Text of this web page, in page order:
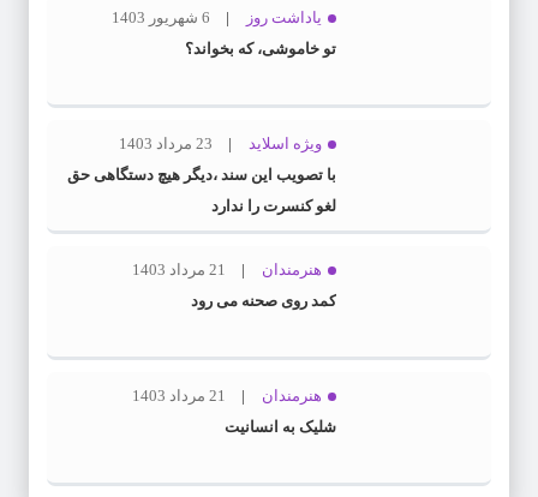
یاداشت روز
6 شهریور 1403
تو خاموشی، که بخواند؟
ویژه اسلاید
23 مرداد 1403
با تصویب این سند ،دیگر هیچ دستگاهی حق
لغو کنسرت را ندارد
هنرمندان
21 مرداد 1403
کمد روی صحنه می رود
هنرمندان
21 مرداد 1403
شلیک به انسانیت